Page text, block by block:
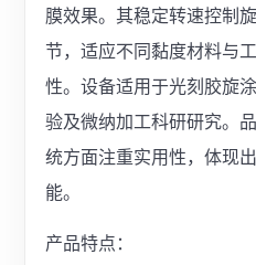
膜效果。其稳定转速控制
节，适应不同黏度材料与
性。设备适用于光刻胶旋
验及微纳加工科研研究。
统方面注重实用性，体现
能。
产品特点：